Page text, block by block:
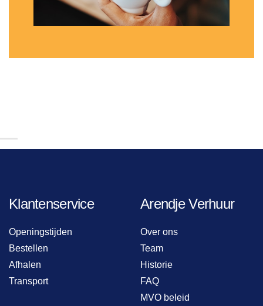
Klantenservice
Openingstijden
Bestellen
Afhalen
Transport
Arendje Verhuur
Over ons
Team
Historie
FAQ
MVO beleid